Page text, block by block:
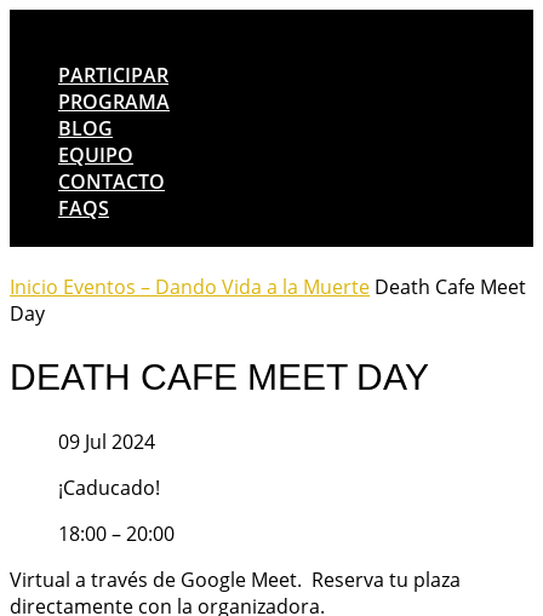
PARTICIPAR
PROGRAMA
BLOG
EQUIPO
CONTACTO
FAQS
Inicio Eventos – Dando Vida a la Muerte Death Cafe Meet
Day
DEATH CAFE MEET DAY
09 Jul 2024
¡Caducado!
18:00 – 20:00
Virtual a través de Google Meet. Reserva tu plaza
directamente con la organizadora.